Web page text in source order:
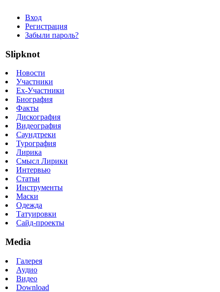
Вход
Регистрация
Забыли пароль?
Slipknot
Новости
Участники
Ex-Участники
Биография
Факты
Дискография
Видеография
Саундтреки
Турография
Лирика
Смысл Лирики
Интервью
Статьи
Инструменты
Маски
Одежда
Татуировки
Сайд-проекты
Media
Галерея
Аудио
Видео
Download